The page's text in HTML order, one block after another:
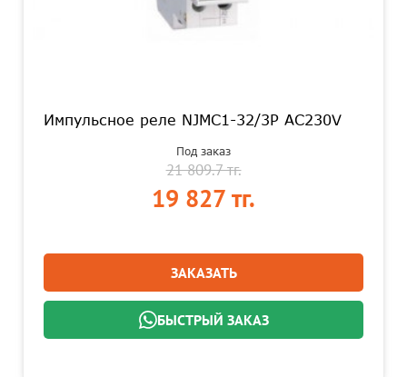
Импульсное реле NJMC1-32/3P AC230V
Под заказ
21 809.7 тг.
19 827 тг.
ЗАКАЗАТЬ
БЫСТРЫЙ ЗАКАЗ